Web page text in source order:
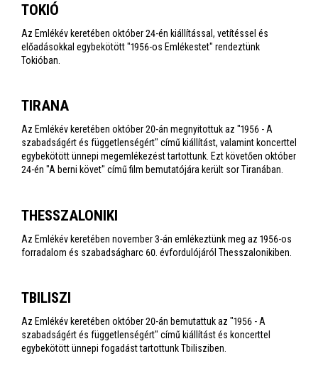
TOKIÓ
Az Emlékév keretében október 24-én kiállítással, vetítéssel és
előadásokkal egybekötött "1956-os Emlékestet" rendeztünk
Tokióban.
TIRANA
Az Emlékév keretében október 20-án megnyitottuk az "1956 - A
szabadságért és függetlenségért" című kiállítást, valamint koncerttel
egybekötött ünnepi megemlékezést tartottunk. Ezt követően október
24-én "A berni követ" című film bemutatójára került sor Tiranában.
THESSZALONIKI
Az Emlékév keretében november 3-án emlékeztünk meg az 1956-os
forradalom és szabadságharc 60. évfordulójáról Thesszalonikiben.
TBILISZI
Az Emlékév keretében október 20-án bemutattuk az "1956 - A
szabadságért és függetlenségért" című kiállítást és koncerttel
egybekötött ünnepi fogadást tartottunk Tbilisziben.